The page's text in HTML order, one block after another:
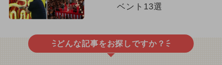
ベント13選
どんな記事をお探しですか？